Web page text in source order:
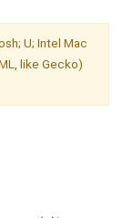
U; Intel Mac
like Gecko)